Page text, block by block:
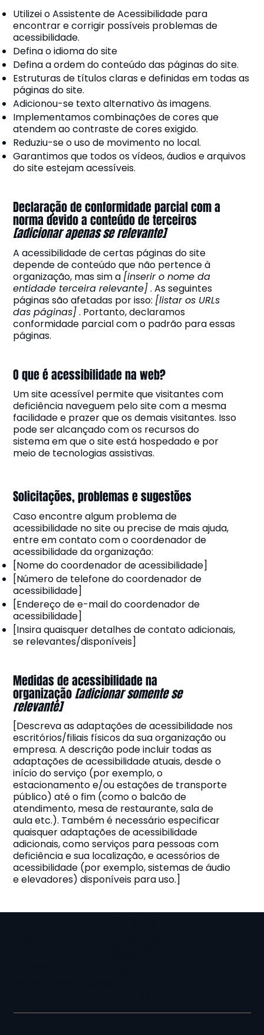
O que é acessibilidade na web?
Um site acessível permite que visitantes com
deficiência naveguem pelo site com a mesma
facilidade e prazer que os demais visitantes. Isso
pode ser alcançado com os recursos do
sistema em que o site está hospedado e por
meio de tecnologias assistivas.
Utilizei o Assistente de Acessibilidade para
encontrar e corrigir possíveis problemas de
acessibilidade.
Defina o idioma do site
Defina a ordem do conteúdo das páginas do site.
Estruturas de títulos claras e definidas em todas as
páginas do site.
Adicionou-se texto alternativo às imagens.
Implementamos combinações de cores que
atendem ao contraste de cores exigido.
Reduziu-se o uso de movimento no local.
Garantimos que todos os vídeos, áudios e arquivos
do site estejam acessíveis.
Declaração de conformidade parcial com a
norma devido a conteúdo de terceiros
[adicionar apenas se relevante]
A acessibilidade de certas páginas do site
depende de conteúdo que não pertence à
organização, mas sim a [inserir o nome da
entidade terceira relevante]. As seguintes
páginas são afetadas por isso: [listar os URLs
das páginas]. Portanto, declaramos
conformidade parcial com o padrão para essas
páginas.
Medidas de acessibilidade na
organização[adicionar somente se
relevante]
[Descreva as adaptações de acessibilidade nos
escritórios/filiais físicos da sua organização ou
empresa. A descrição pode incluir todas as
adaptações de acessibilidade atuais, desde o
início do serviço (por exemplo, o
estacionamento e/ou estações de transporte
público) até o fim (como o balcão de
atendimento, mesa de restaurante, sala de
aula etc.). Também é necessário especificar
quaisquer adaptações de acessibilidade
adicionais, como serviços para pessoas com
deficiência e sua localização, e acessórios de
acessibilidade (por exemplo, sistemas de áudio
e elevadores) disponíveis para uso.]
Solicitações, problemas e sugestões
Caso encontre algum problema de
acessibilidade no site ou precise de mais ajuda,
entre em contato com o coordenador de
acessibilidade da organização:
[Nome do coordenador de acessibilidade]
[Número de telefone do coordenador de
acessibilidade]
[Endereço de e-mail do coordenador de
acessibilidade]
[Insira quaisquer detalhes de contato adicionais,
se relevantes/disponíveis]